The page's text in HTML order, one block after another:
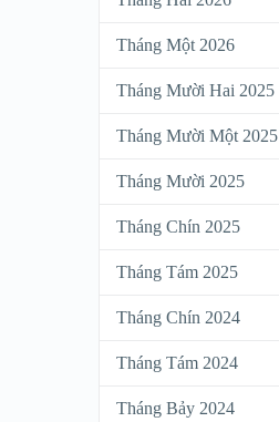
Tháng Một 2026
Tháng Mười Hai 2025
Tháng Mười Một 2025
Tháng Mười 2025
Tháng Chín 2025
Tháng Tám 2025
Tháng Chín 2024
Tháng Tám 2024
Tháng Bảy 2024